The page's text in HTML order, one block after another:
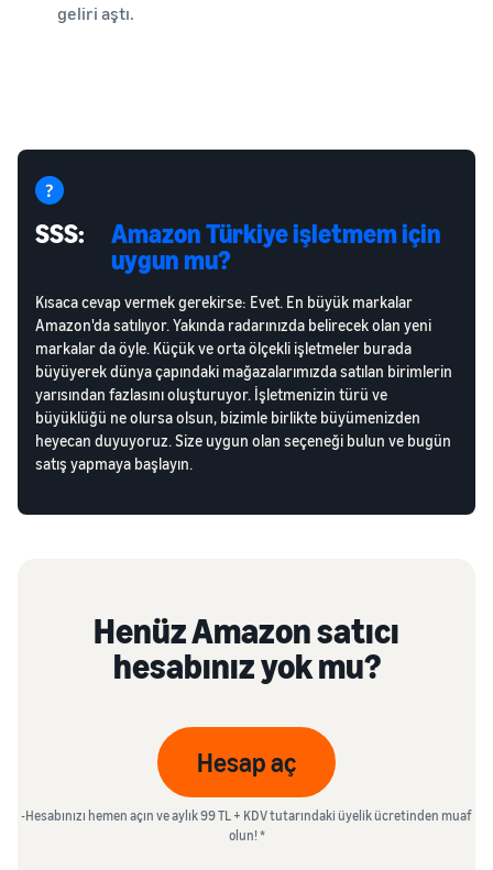
geliri aştı.
SSS:
Amazon Türkiye işletmem için
uygun mu?
Kısaca cevap vermek gerekirse: Evet. En büyük markalar
Amazon'da satılıyor. Yakında radarınızda belirecek olan yeni
markalar da öyle. Küçük ve orta ölçekli işletmeler burada
büyüyerek dünya çapındaki mağazalarımızda satılan birimlerin
yarısından fazlasını oluşturuyor. İşletmenizin türü ve
büyüklüğü ne olursa olsun, bizimle birlikte büyümenizden
heyecan duyuyoruz. Size uygun olan seçeneği bulun ve bugün
satış yapmaya başlayın.
Henüz Amazon satıcı
hesabınız yok mu?
Hesap aç
-Hesabınızı hemen açın ve aylık 99 TL + KDV tutarındaki üyelik ücretinden muaf
olun! *